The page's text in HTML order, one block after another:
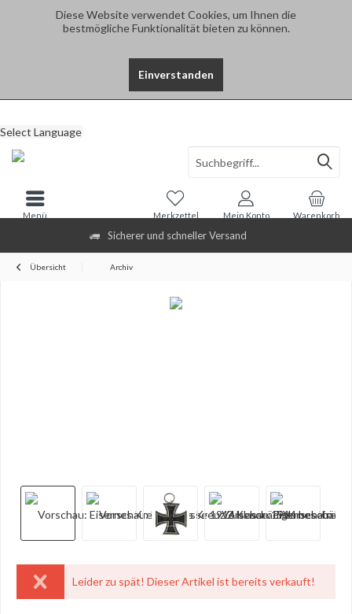
Diese Website verwendet Cookies, um Ihnen die
bestmögliche Funktionalität bieten zu können.
Einverstanden
Sicherer und schneller Versand
Select Language
Warenkorb
Merkzettel Mein Konto
Menü
Übersicht Archiv
Leider zu spät! Dieser Artikel ist bereits verkauft!